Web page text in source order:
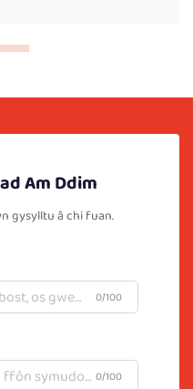
Am Ddim
gysylltu â chi fuan.
0/100
0/100